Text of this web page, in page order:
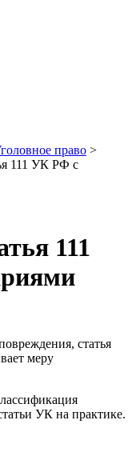
право >
111 УК РФ с
111
статья
меру
УК на практике.